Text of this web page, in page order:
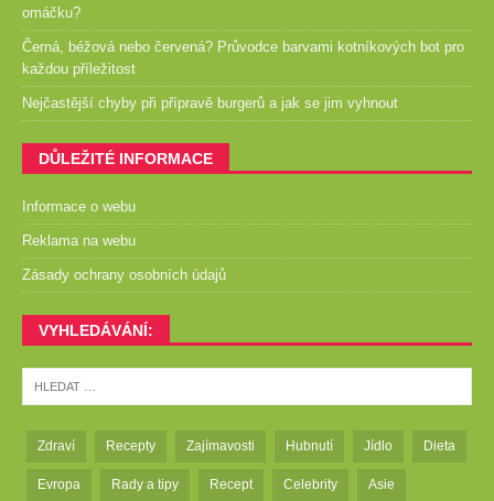
omáčku?
Černá, béžová nebo červená? Průvodce barvami kotníkových bot pro
každou příležitost
Nejčastější chyby při přípravě burgerů a jak se jim vyhnout
DŮLEŽITÉ INFORMACE
Informace o webu
Reklama na webu
Zásady ochrany osobních údajů
VYHLEDÁVÁNÍ:
Zdraví Recepty Zajímavosti Hubnutí Jídlo Dieta
Evropa Rady a tipy Recept Celebrity Asie